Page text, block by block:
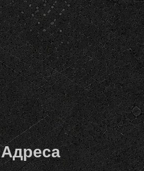
Адреса